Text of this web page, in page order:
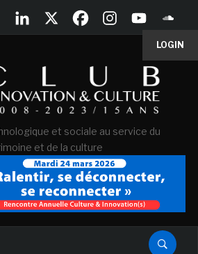
LOGIN
et sociale au service du
et de la culture